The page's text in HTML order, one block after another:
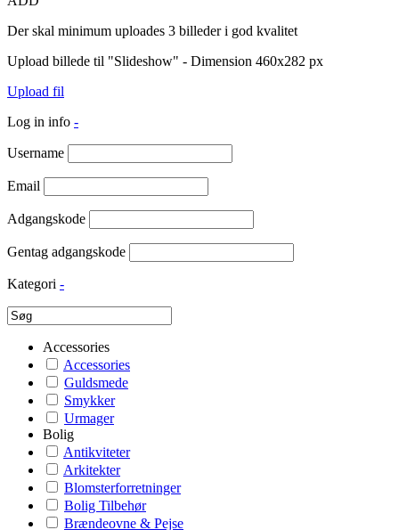
Der skal minimum uploades 3 billeder i god kvalitet
Upload billede til "Slideshow" - Dimension 460x282 px
Upload fil
Log in info -
Username
Email
Adgangskode
Gentag adgangskode
Kategori -
Accessories
Accessories
Guldsmede
Smykker
Urmager
Bolig
Antikviteter
Arkitekter
Blomsterforretninger
Bolig Tilbehør
Brændeovne & Pejse